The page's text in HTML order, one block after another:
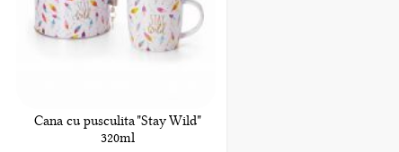
Cana cu pusculita "Stay Wild"
320ml